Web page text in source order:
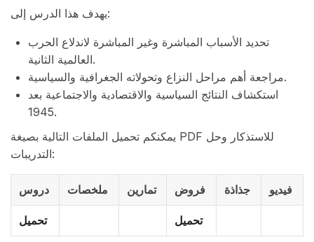
يهدف هذا الدرس إلى:
تحديد الأسباب المباشرة وغير المباشرة لاندلاع الحرب
العالمية الثانية.
مراجعة أهم مراحل النزاع وتحولاته الجغرافية والسياسية.
استكشاف النتائج السياسية والاقتصادية والاجتماعية بعد
1945.
يمكنكم تحميل الملفات التالية بصيغة PDF للاستذكار وحل
التدريبات:
دروس ملخصات تمارين فروض جذاذة فيديو
تحميل تحميل